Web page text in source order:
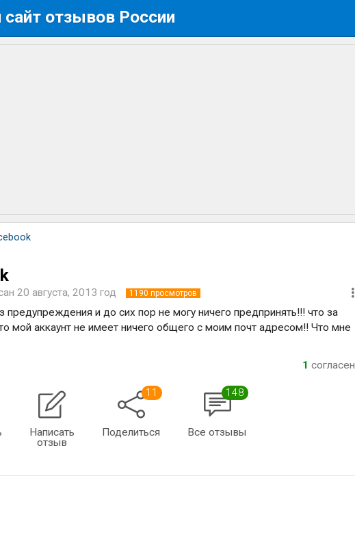
отзывов России
20 августа, 2013 год 1190 просмотров
предупреждения и до сих пор не могу ничего предпринять!!! что за
мой аккаунт не имеет ничего общего с моим почт адресом!! Что мне
1 согласен
Написать
отзыв
11
Поделиться
148
Все отзывы